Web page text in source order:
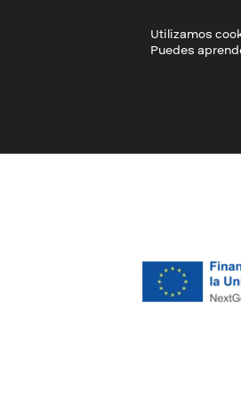
No especificaste un ID
Utilizamos
Puedes